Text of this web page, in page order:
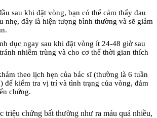
sau khi đặt vòng, bạn có thể cảm thấy đau
nhẹ, đây là hiện tượng bình thường và sẽ giảm
dục ngay sau khi đặt vòng ít 24-48 giờ sau
nhiễm trùng và cho cơ thể thời gian thích
theo lịch hẹn của bác sĩ (thường là 6 tuần
để kiểm tra vị trí và tình trạng của vòng, đảm
chứng.
triệu chứng bất thường như ra máu quá nhiều,